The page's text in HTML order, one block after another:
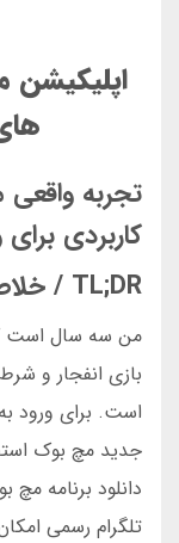
تجربه
کاربردی برای
TL;DR / خلاصه سریع
من سه سال است
بازی انفجار و
است. برای ورود
جدید مچ بوک
تلگرام رسمی